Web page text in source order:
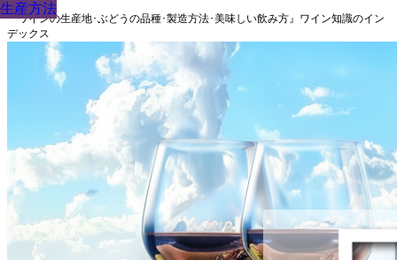
『ワインの生産地･ぶどうの品種･製造方法･美味しい飲み方』ワイン知識のイン
デックス
生産方法
生産方法
生産方法
生産方法
生産方法
生産方法
生産方法
生産方法
生産方法